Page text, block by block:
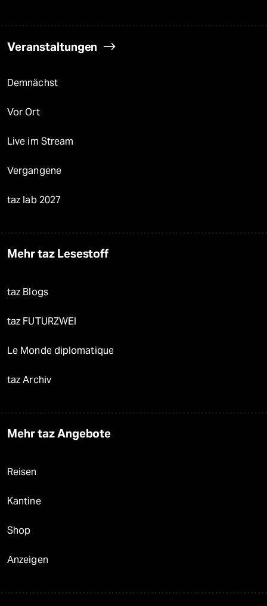
Veranstaltungen
Demnächst
Vor Ort
Live im Stream
Vergangene
taz lab 2027
Mehr taz Lesestoff
taz Blogs
taz FUTURZWEI
Le Monde diplomatique
taz Archiv
Mehr taz Angebote
Reisen
Kantine
Shop
Anzeigen